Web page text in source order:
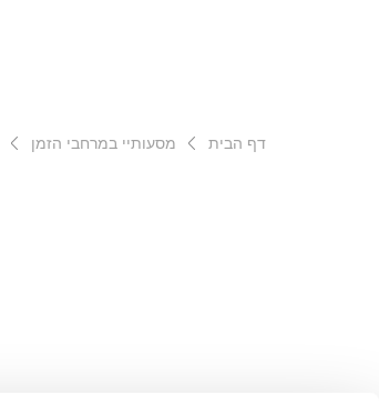
דף הבית מסעותיי במרחבי הזמן